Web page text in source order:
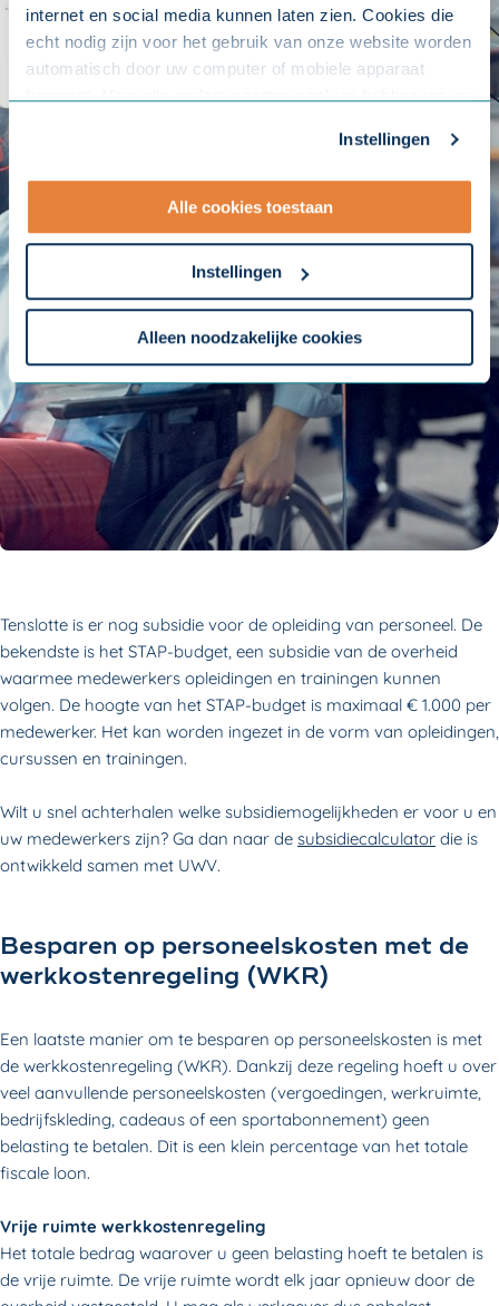
internet en social media kunnen laten zien. Cookies die
echt nodig zijn voor het gebruik van onze website worden
automatisch door uw computer of mobiele apparaat
aanpassen. Met uw toestemming delen wij uw gegevens
- Lees hier onzeprivacyverklaringen onze
Om uw toestemmingsvoorkeur te wijzigen, klikt u op
Instellingen
Alle cookies toestaan
Instellingen
Alleen noodzakelijke cookies
Tenslotte is er nog subsidie voor de opleiding van personeel. De
bekendste is het STAP-budget, een subsidie van de overheid
waarmee medewerkers opleidingen en trainingen kunnen
volgen. De hoogte van het STAP-budget is maximaal € 1.000 per
medewerker. Het kan worden ingezet in de vorm van opleidingen,
cursussen en trainingen.
Wilt u snel achterhalen welke subsidiemogelijkheden er voor u en
uw medewerkers zijn? Ga dan naar de subsidiecalculator die is
ontwikkeld samen met UWV.
Besparen op personeelskosten met de
werkkostenregeling (WKR)
Een laatste manier om te besparen op personeelskosten is met
de werkkostenregeling (WKR). Dankzij deze regeling hoeft u over
veel aanvullende personeelskosten (vergoedingen, werkruimte,
bedrijfskleding, cadeaus of een sportabonnement) geen
belasting te betalen. Dit is een klein percentage van het totale
fiscale loon.
Vrije ruimte werkkostenregeling
Het totale bedrag waarover u geen belasting hoeft te betalen is
de vrije ruimte. De vrije ruimte wordt elk jaar opnieuw door de